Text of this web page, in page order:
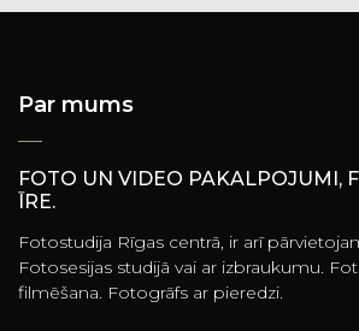
Par mums
FOTO UN VIDEO PAKALPOJUMI,
ĪRE.
Fotostudija Rīgas centrā, ir arī
Fotosesijas studijā vai ar izbraukumu.
filmēšana. Fotogrāfs ar pieredzi.